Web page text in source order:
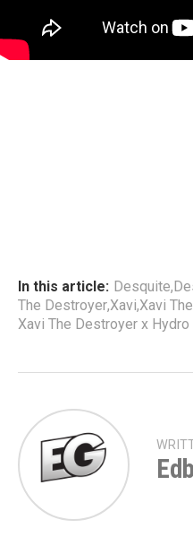
In this article: Desquite,
The Destroyer,Xavi,Xavi
Xavi The Destroyer x